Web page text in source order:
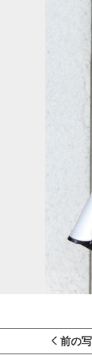
前の